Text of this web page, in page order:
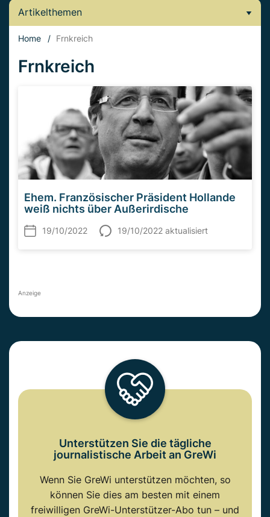
Artikelthemen
Home / Frnkreich
Frnkreich
Ehem. Französischer Präsident Hollande
weiß nichts über Außerirdische
19/10/2022 19/10/2022 aktualisiert
Anzeige
Unterstützen Sie die tägliche
journalistische Arbeit an GreWi
Wenn Sie GreWi unterstützen möchten, so
können Sie dies am besten mit einem
freiwilligen GreWi-Unterstützer-Abo tun – und